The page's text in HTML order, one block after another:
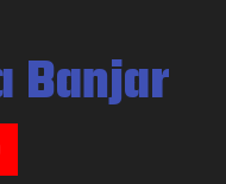
Banjar